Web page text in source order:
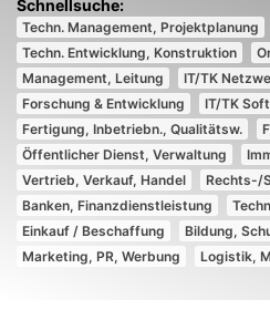
Techn. Management, Projektplanung
Techn. Entwicklung, Konstruktion
Management, Leitung
IT/TK
Forschung & Entwicklung
IT/TK
Fertigung, Inbetriebn., Qualitätsw.
Öffentlicher Dienst, Verwaltung
Vertrieb, Verkauf, Handel
Rechts-/
Banken, Finanzdienstleistung
Einkauf / Beschaffung
Bildung,
Marketing, PR, Werbung
Logistik,